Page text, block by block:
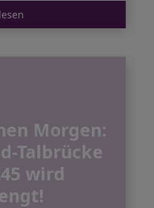
Morgen:
Talbrücke
wird